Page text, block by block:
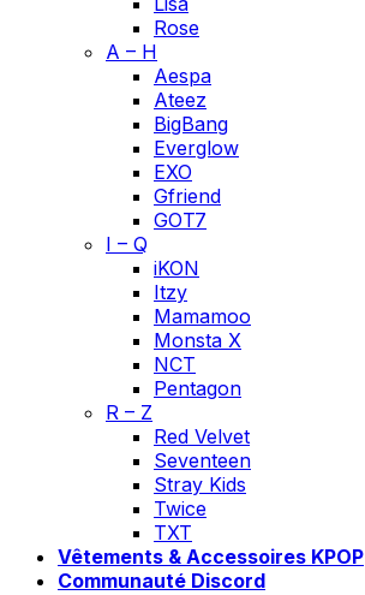
Rose
A – H
Aespa
Ateez
BigBang
Everglow
EXO
Gfriend
GOT7
I – Q
iKON
Itzy
Mamamoo
Monsta X
NCT
Pentagon
R – Z
Red Velvet
Seventeen
Stray Kids
Twice
TXT
Vêtements & Accessoires KPOP
Communauté Discord